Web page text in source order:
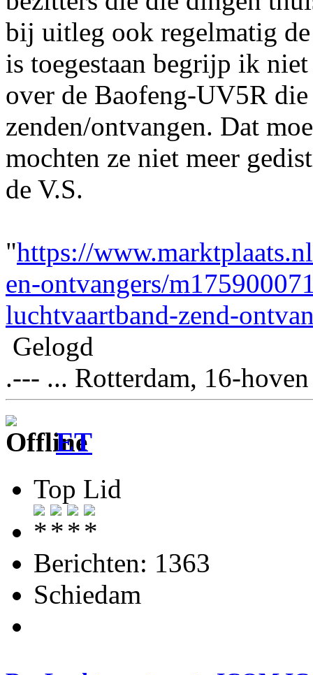
bij uitleg ook regelmatig
is toegestaan begrijp ik
over de Baofeng-UV5R
zenden/ontvangen. Dat
mochten ze niet meer
de V.S.
"https://
en-ontvangers/
luchtvaartband-zend-
Gelogd
.--- ... Rotterdam, 16-hoven
ET
Top Lid
Berichten: 1363
Schiedam